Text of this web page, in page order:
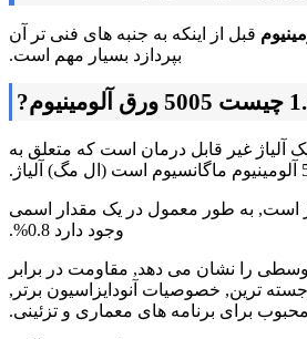
قبل از اینکه به جنبه های فنی تر آن
بپردازد بسیار مهم است.
آلومینیوم?
آلیاژ غیر قابل درمان است که متعلق به
است, به طور معمول در یک مقدار اسمی
وجود دارد 0.8%.
را نشان می دهد, مقاومت در برابر
ترین, خصوصیات آنودایزاسیون برتر,
برای برنامه های معماری و تزئینی.